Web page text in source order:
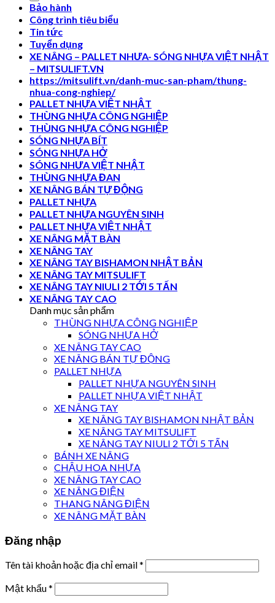
Bảo hành
Công trình tiêu biểu
Tin tức
Tuyển dụng
XE NÂNG – PALLET NHƯA- SÓNG NHỰA VIỆT NHẬT
– MITSULIFT.VN
https://mitsulift.vn/danh-muc-san-pham/thung-
nhua-cong-nghiep/
PALLET NHỰA VIỆT NHẬT
THÙNG NHỰA CÔNG NGHIỆP
THÙNG NHỰA CÔNG NGHIỆP
SÓNG NHỰA BÍT
SÓNG NHỰA HỞ
SÓNG NHƯA VIỆT NHẬT
THÙNG NHỰA ĐAN
XE NÂNG BÁN TỰ ĐỘNG
PALLET NHỰA
PALLET NHỰA NGUYÊN SINH
PALLET NHỰA VIỆT NHẬT
XE NÂNG MẶT BÀN
XE NÂNG TAY
XE NÂNG TAY BISHAMON NHẬT BẢN
XE NÂNG TAY MITSULIFT
XE NÂNG TAY NIULI 2 TỚI 5 TẤN
XE NÂNG TAY CAO
Danh mục sản phẩm
THÙNG NHỰA CÔNG NGHIỆP
SÓNG NHỰA HỞ
XE NÂNG TAY CAO
XE NÂNG BÁN TỰ ĐỘNG
PALLET NHỰA
PALLET NHỰA NGUYÊN SINH
PALLET NHỰA VIỆT NHẬT
XE NÂNG TAY
XE NÂNG TAY BISHAMON NHẬT BẢN
XE NÂNG TAY MITSULIFT
XE NÂNG TAY NIULI 2 TỚI 5 TẤN
BÁNH XE NÂNG
CHẬU HOA NHỰA
XE NÂNG TAY CAO
XE NÂNG ĐIỆN
THANG NÂNG ĐIỆN
XE NÂNG MẶT BÀN
Đăng nhập
Tên tài khoản hoặc địa chỉ email*
Mật khẩu*